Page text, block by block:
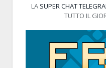
LA SUPER CHAT
TUTTO IL